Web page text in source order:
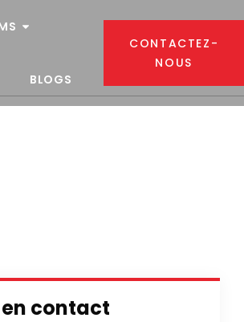
BLOGS
CONTACTEZ-
NOUS
contact